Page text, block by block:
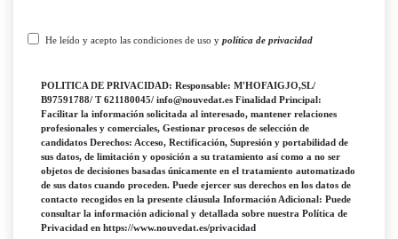
He leído y acepto las condiciones de uso y política de privacidad
POLITICA DE PRIVACIDAD: Responsable: M'HOFAIGJO,SL/
B97591788/ T 621180045/ info@nouvedat.es Finalidad Principal:
Facilitar la información solicitada al interesado, mantener relaciones
profesionales y comerciales, Gestionar procesos de selección de
candidatos Derechos: Acceso, Rectificación, Supresión y portabilidad de
sus datos, de limitación y oposición a su tratamiento así como a no ser
objetos de decisiones basadas únicamente en el tratamiento automatizado
de sus datos cuando proceden. Puede ejercer sus derechos en los datos de
contacto recogidos en la presente cláusula Información Adicional: Puede
consultar la información adicional y detallada sobre nuestra Política de
Privacidad en https://www.nouvedat.es/privacidad